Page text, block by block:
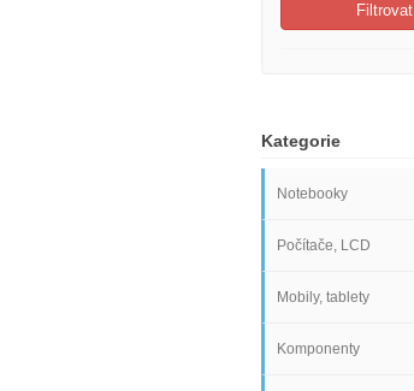
Filtrovat
Kategorie
Notebooky
Počítače, LCD
Mobily, tablety
Komponenty